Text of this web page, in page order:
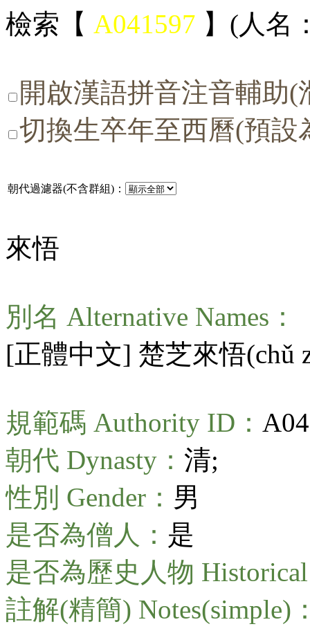
檢索【 A041597 】(人名
開啟漢語拼音注音輔助
切換生卒年至西曆(預設
朝代過濾器(不含群組)：
來悟
別名 Alternative Names：
[正體中文] 楚芝來悟(chǔ
規範碼 Authority ID：
朝代 Dynasty： 清;
性別 Gender： 男
是否為僧人： 是
是否為歷史人物 Historical
註解(精簡) Notes(simple)